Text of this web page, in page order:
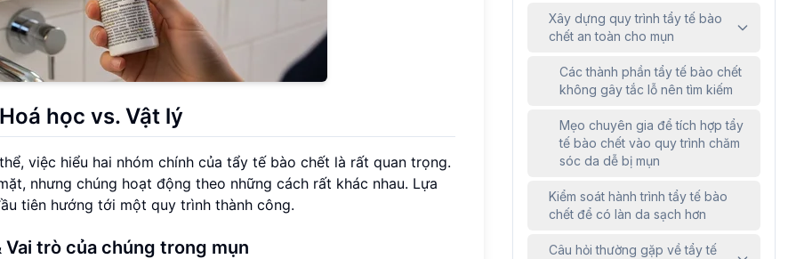
học vs. Vật lý
việc hiểu hai nhóm chính của tẩy tế bào chết là rất quan trọng.
nhưng chúng hoạt động theo những cách rất khác nhau. Lựa
tiên hướng tới một quy trình thành công.
Vai trò của chúng trong mụn
Xây dựng quy trình tẩy tế bào
chết an toàn cho mụn
Các thành phần tẩy tế bào chết
không gây tắc lỗ nên tìm kiếm
Mẹo chuyên gia để tích hợp tẩy
tế bào chết vào quy trình chăm
sóc da dễ bị mụn
Kiểm soát hành trình tẩy tế bào
chết để có làn da sạch hơn
Câu hỏi thường gặp về tẩy tế